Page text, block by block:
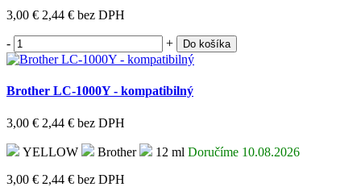
3,00 € 2,44 € bez DPH
- + Do košíka
Brother LC-1000Y - kompatibilný
3,00 € 2,44 € bez DPH
YELLOW Brother 12 ml Doručíme 10.08.2026
3,00 € 2,44 € bez DPH